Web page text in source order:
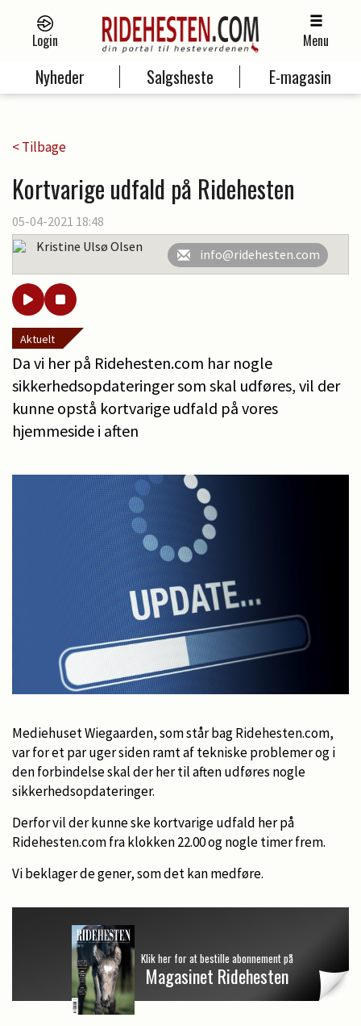
Login Menu
Nyheder Salgsheste E-magasin
< Tilbage
Kortvarige udfald på Ridehesten
05-04-2021 18:48
Kristine Ulsø Olsen
info@ridehesten.com
Aktuelt
Da vi her på Ridehesten.com har nogle
sikkerhedsopdateringer som skal udføres, vil der
kunne opstå kortvarige udfald på vores
hjemmeside i aften
Mediehuset Wiegaarden, som står bag Ridehesten.com,
var for et par uger siden ramt af tekniske problemer og i
den forbindelse skal der her til aften udføres nogle
sikkerhedsopdateringer.
Derfor vil der kunne ske kortvarige udfald her på
Ridehesten.com fra klokken 22.00 og nogle timer frem.
Vi beklager de gener, som det kan medføre.
Klik her for at bestille abonnement på
Magasinet Ridehesten